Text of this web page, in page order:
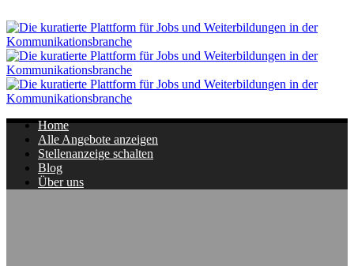
Home
Alle Angebote anzeigen
Stellenanzeige schalten
Blog
Über uns